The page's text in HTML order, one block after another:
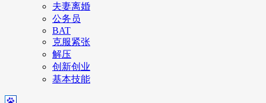
夫妻离婚
公务员
BAT
克服紧张
解压
创新创业
基本技能